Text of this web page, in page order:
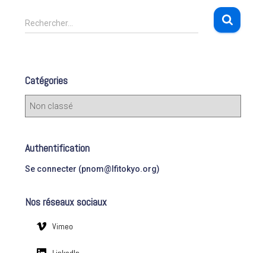
R
e
r
c
Rechercher…
Catégories
C
g
o
e
Authentification
Se connecter (pnom@lfitokyo.org)
Nos réseaux sociaux
Vimeo